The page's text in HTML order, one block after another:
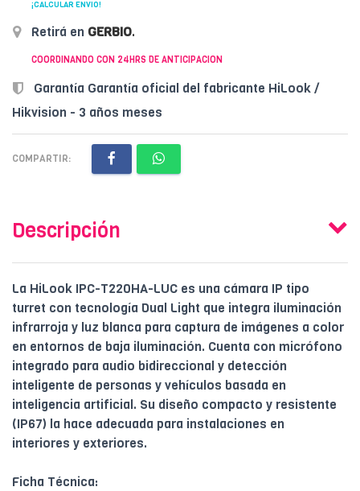
¡CALCULAR ENVÍO!
Retirá en GERBIO.
COORDINANDO CON 24HRS DE ANTICIPACION
Garantía Garantía oficial del fabricante HiLook /
Hikvision - 3 años meses
COMPARTIR:
Descripción
La HiLook IPC-T220HA-LUC es una cámara IP tipo
turret con tecnología Dual Light que integra iluminación
infrarroja y luz blanca para captura de imágenes a color
en entornos de baja iluminación. Cuenta con micrófono
integrado para audio bidireccional y detección
inteligente de personas y vehículos basada en
inteligencia artificial. Su diseño compacto y resistente
(IP67) la hace adecuada para instalaciones en
interiores y exteriores.
Ficha Técnica: